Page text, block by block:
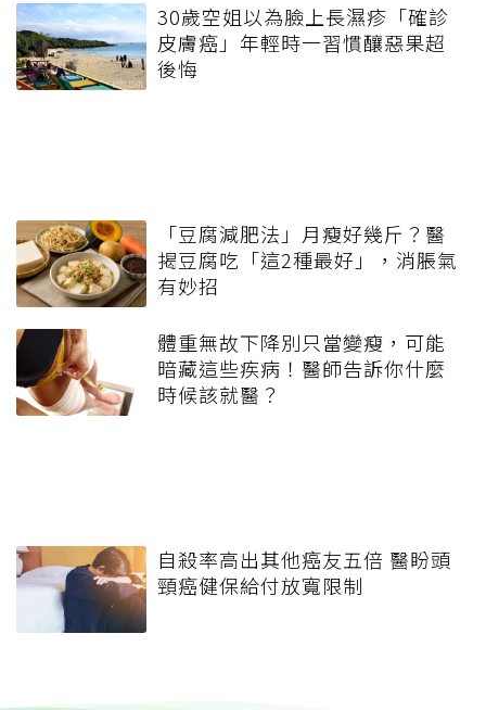
30歲空姐以為臉上長濕疹「確診
皮膚癌」年輕時一習慣釀惡果超
後悔
「豆腐減肥法」月瘦好幾斤？醫
揭豆腐吃「這2種最好」，消脹氣
有妙招
體重無故下降別只當變瘦，可能
暗藏這些疾病！醫師告訴你什麼
時候該就醫？
自殺率高出其他癌友五倍 醫盼頭
頸癌健保給付放寬限制